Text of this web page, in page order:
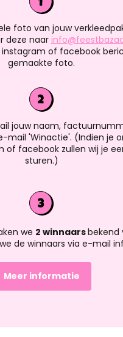
foto van jouw
deze naar
instagram of facebook
gemaakte foto.
jouw naam,
mail 'Winactie'. (Indien je
of facebook zullen wij je
sturen.)
we 2 winnaarsbekend
de winnaars via e-mail
Meer informatie